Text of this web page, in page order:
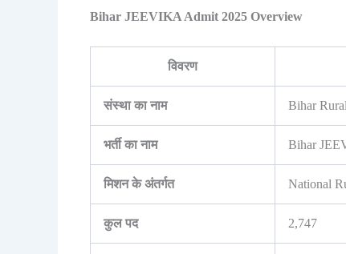
Bihar JEEVIKA Admit 2025 Overview
विवरण
संस्था का नाम Bihar
भर्ती का नाम Bihar
मिशन के अंतर्गत National
कुल पद 2,747